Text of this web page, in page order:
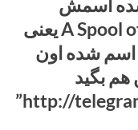
شده اسمش
اصلیش بوده A Spool of Blue Thread یعنی
اسم شده اون
هم بگید